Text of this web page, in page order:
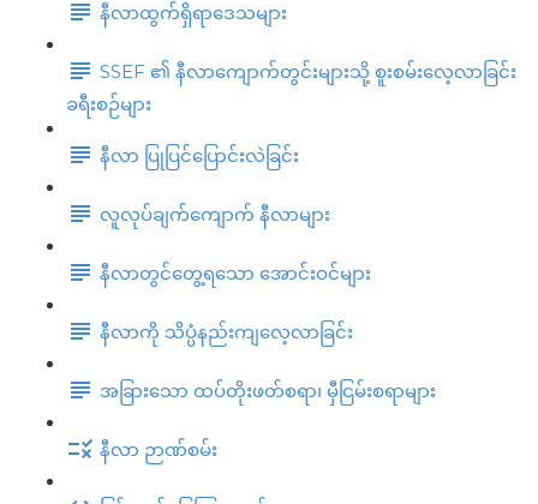
နီလာထွက်ရှိရာဒေသများ
SSEF ၏ နီလာကျောက်တွင်းများသို့ စူးစမ်းလေ့လာခြင်း
ခရီးစဉ်များ
နီလာ ပြုပြင်ပြောင်းလဲခြင်း
လူလုပ်ချက်ကျောက် နီလာများ
နီလာတွင်တွေ့ရသော အောင်းဝင်များ
နီလာကို သိပ္ပံနည်းကျလေ့လာခြင်း
အခြားသော ထပ်တိုးဖတ်စရာ၊ မှီငြမ်းစရာများ
နီလာ ဉာဏ်စမ်း